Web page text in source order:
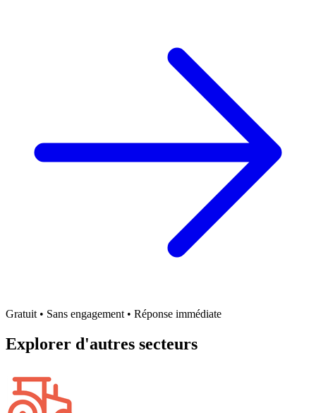
Gratuit • Sans engagement • Réponse immédiate
Explorer d'autres secteurs